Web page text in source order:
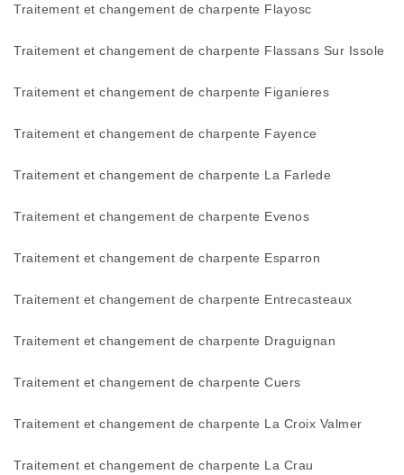
Traitement et changement de charpente Flayosc
Traitement et changement de charpente Flassans Sur Issole
Traitement et changement de charpente Figanieres
Traitement et changement de charpente Fayence
Traitement et changement de charpente La Farlede
Traitement et changement de charpente Evenos
Traitement et changement de charpente Esparron
Traitement et changement de charpente Entrecasteaux
Traitement et changement de charpente Draguignan
Traitement et changement de charpente Cuers
Traitement et changement de charpente La Croix Valmer
Traitement et changement de charpente La Crau